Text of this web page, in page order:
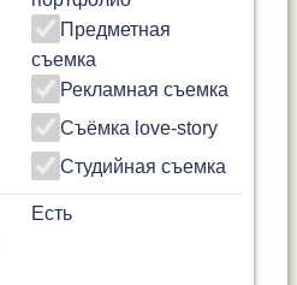
Предметная
съемка
Рекламная съемка
Съёмка love-story
Студийная съемка
Есть